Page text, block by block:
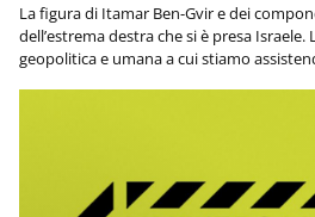
La figura di Itamar Ben-Gvir e dei
dell’estrema destra che si è presa Israele.
geopolitica e umana a cui stiamo